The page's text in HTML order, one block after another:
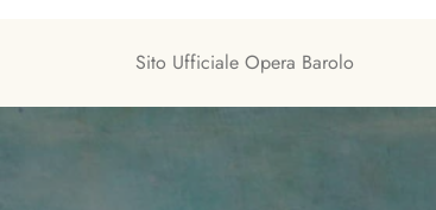
Sito Ufficiale Opera Barolo